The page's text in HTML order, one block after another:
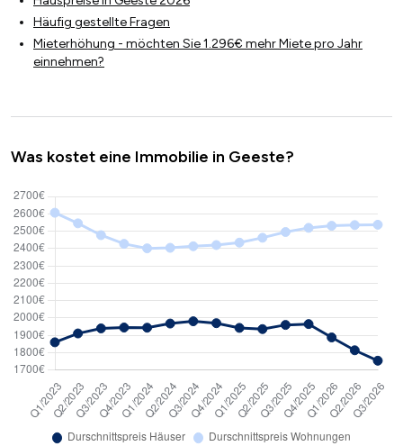
Häufig gestellte Fragen
Mieterhöhung - möchten Sie 1.296€ mehr Miete pro Jahr
einnehmen?
Was kostet eine Immobilie in Geeste?